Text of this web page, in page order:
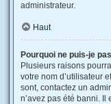
administrateur.
Haut
Pourquoi ne puis-je
Plusieurs raisons
votre nom d’utilisateur
sont, contactez un
n’avez pas été banni.